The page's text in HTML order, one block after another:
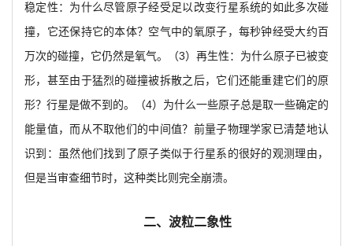
稳定性：为什么尽管原子经受足以改变行星系统的如此多次碰
撞，它还保持它的本体？空气中的氧原子，每秒钟经受大约百
万次的碰撞，它仍然是氧气。（3）再生性：为什么原子已被变
形，甚至由于猛烈的碰撞被拆散之后，它们还能重建它们的原
形？行星是做不到的。（4）为什么一些原子总是取一些确定的
能量值，而从不取他们的中间值？前量子物理学家已清楚地认
识到：虽然他们找到了原子类似于行星系的很好的观测理由，
但是当审查细节时，这种类比则完全崩溃。
二、波粒二象性